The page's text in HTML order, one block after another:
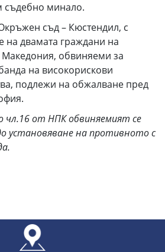
съдебно минало.
съд – Кюстендил, с
на двамата граждани на
обвиняеми за
на високорискови
подлежи на обжалване пред
чл.16 от НПК обвиняемият се
установяване на противното с